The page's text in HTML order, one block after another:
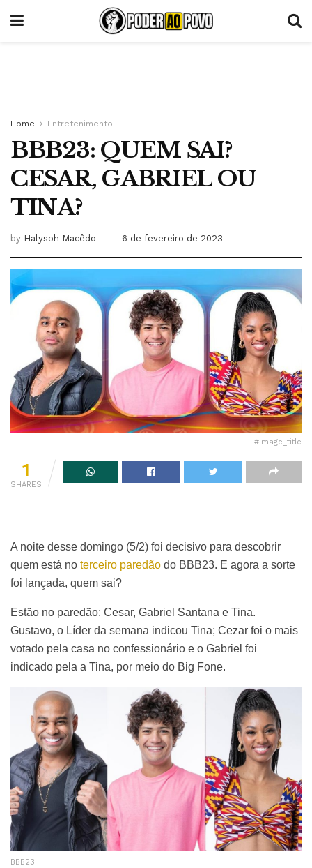
Home Entretenimento
BBB23: QUEM SAI?
CESAR, GABRIEL OU
TINA?
by Halysoh Macêdo 6 de fevereiro de 2023
#image_title
1
SHARES
A noite desse domingo (5/2) foi decisivo para descobrir
quem está no terceiro paredão do BBB23. E agora a sorte
foi lançada, quem sai?
Estão no paredão: Cesar, Gabriel Santana e Tina.
Gustavo, o Líder da semana indicou Tina; Cezar foi o mais
votado pela casa no confessionário e o Gabriel foi
indicado pela a Tina, por meio do Big Fone.
BBB23